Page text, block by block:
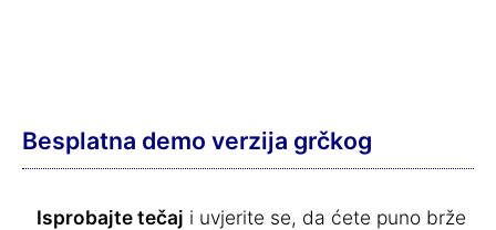
Besplatna demo verzija grčkog
Isprobajte tečaj i uvjerite se, da ćete puno brže